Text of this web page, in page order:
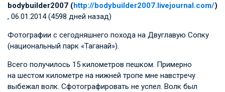
bodybuilder2007 (http://bodybuilder2007.livejournal.com/)
, 06.01.2014 (4598 дней назад)
Фотографии с сегодняшнего похода на Двуглавую Сопку
(национальный парк «Таганай»).
Всего получилось 15 километров пешком. Примерно
на шестом километре на нижней тропе мне навстречу
выбежал волк. Сфотографировать не успел. Волк был